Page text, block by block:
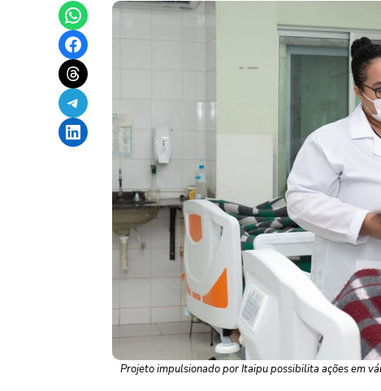
Share on WhatsApp
Share on Facebook
Share on Threads
Share on Telegram
Share on LinkedIn
Projeto impulsionado por Itaipu possibilita ações em